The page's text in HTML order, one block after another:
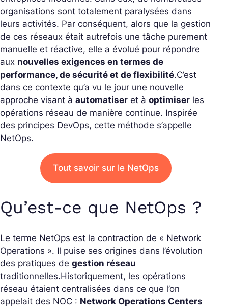
organisations sont totalement paralysées dans
leurs activités. Par conséquent, alors que la gestion
de ces réseaux était autrefois une tâche purement
manuelle et réactive, elle a évolué pour répondre
aux nouvelles exigences en termes de
performance, de sécurité et de flexibilité.C’est
dans ce contexte qu’a vu le jour une nouvelle
approche visant à automatiser et à optimiser les
opérations réseau de manière continue. Inspirée
des principes DevOps, cette méthode s’appelle
NetOps.
Tout savoir sur le NetOps
Qu’est-ce que NetOps ?
Le terme NetOps est la contraction de « Network
Operations ». Il puise ses origines dans l’évolution
des pratiques de gestion réseau
traditionnelles.Historiquement, les opérations
réseau étaient centralisées dans ce que l’on
appelait des NOC : Network Operations Centers